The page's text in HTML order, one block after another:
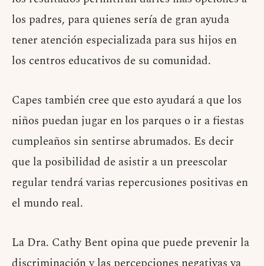
los padres, para quienes sería de gran ayuda
tener atención especializada para sus hijos en
los centros educativos de su comunidad.
Capes también cree que esto ayudará a que los
niños puedan jugar en los parques o ir a fiestas
cumpleaños sin sentirse abrumados. Es decir
que la posibilidad de asistir a un preescolar
regular tendrá varias repercusiones positivas en
el mundo real.
La Dra. Cathy Bent opina que puede prevenir la